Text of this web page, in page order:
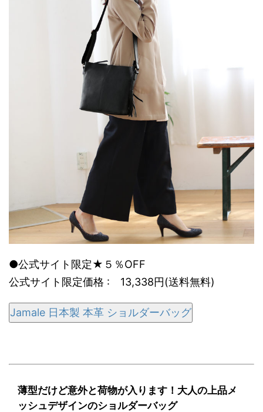
●公式サイト限定★５％OFF
公式サイト限定価格 : 13,338円(送料無料)
Jamale 日本製 本革 ショルダーバッグ
薄型だけど意外と荷物が入ります！大人の上品メ
ッシュデザインのショルダーバッグ